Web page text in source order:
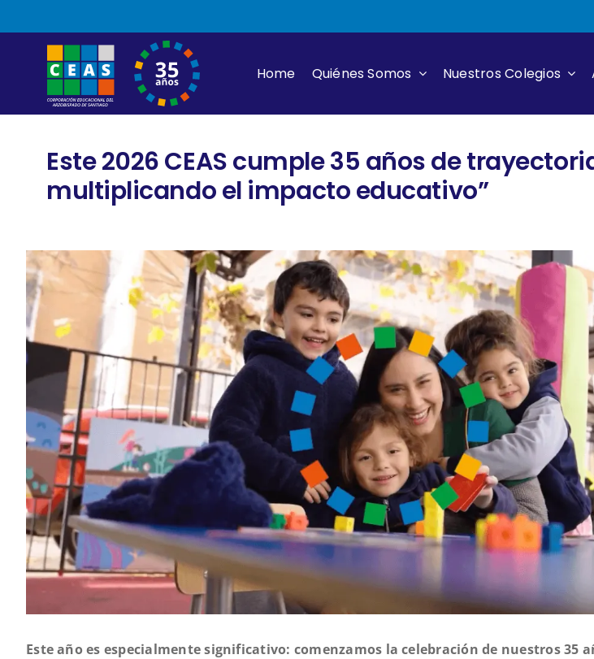
to
Home Quiénes Somos Nuestros Colegios
Este 2026 CEAS cumple 35 años de
multiplicando el impacto educativo”
Este año es especialmente significativo: comenzamos la celebración de nuestros 35